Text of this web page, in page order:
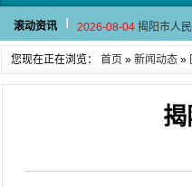
滚动资讯
2026-08-06 揭阳市人
2026-08-04 揭阳市人
2026-07-31 学术聚力
2026-07-31 以学术聚
揭阳市人
2026-07-31 以学术聚
您现在正在浏览： 首页 » 新闻动态 »